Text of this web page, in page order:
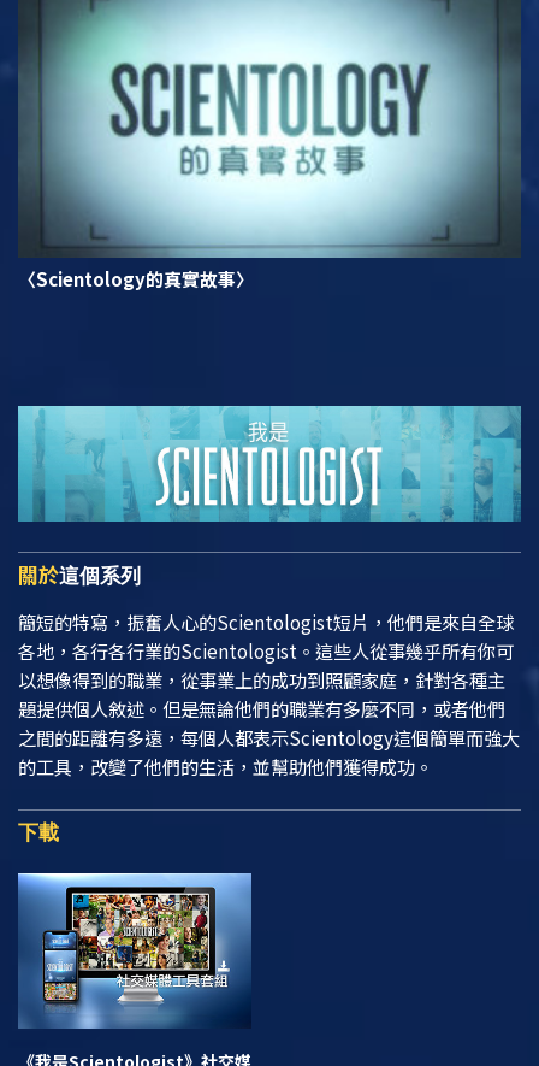
〈Scientology的真實故事〉
關於這個系列
簡短的特寫，振奮人心的Scientologist短片，他們是來自全球
各地，各行各行業的Scientologist。這些人從事幾乎所有你可
以想像得到的職業，從事業上的成功到照顧家庭，針對各種主
題提供個人敘述。但是無論他們的職業有多麼不同，或者他們
之間的距離有多遠，每個人都表示Scientology這個簡單而強大
的工具，改變了他們的生活，並幫助他們獲得成功。
下載
《我是Scientologist》 社交媒